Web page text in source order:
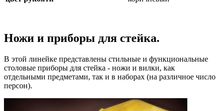
Ножи и приборы для стейка.
В этой линейке представлены стильные и функциональные
столовые приборы для стейка - ножи и вилки, как
отдельными предметами, так и в наборах (на различное число
персон).